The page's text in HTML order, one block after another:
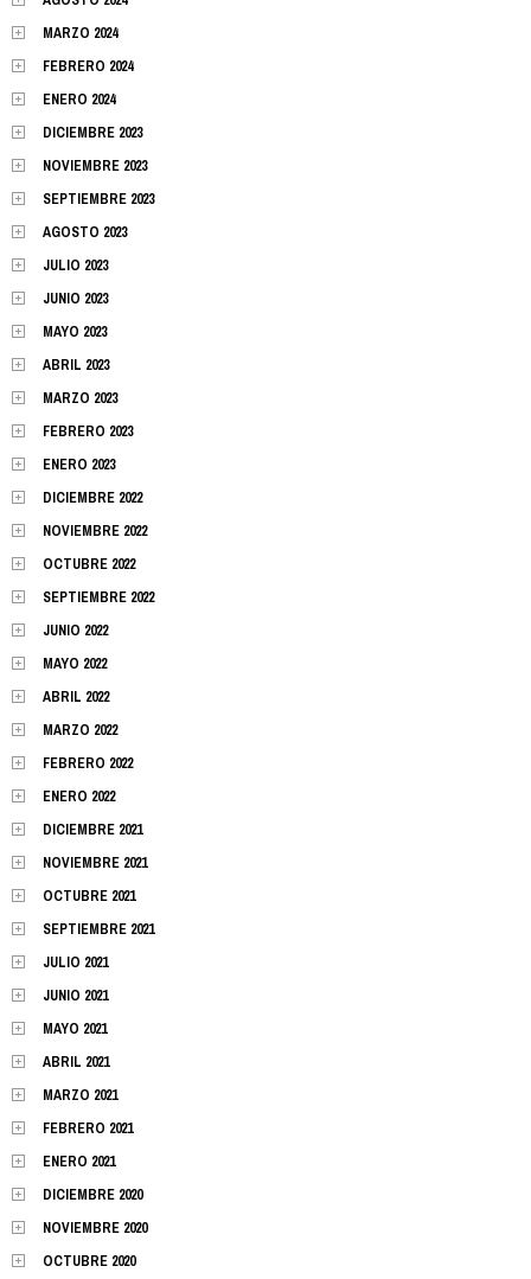
MARZO 2024
FEBRERO 2024
ENERO 2024
DICIEMBRE 2023
NOVIEMBRE 2023
SEPTIEMBRE 2023
AGOSTO 2023
JULIO 2023
JUNIO 2023
MAYO 2023
ABRIL 2023
MARZO 2023
FEBRERO 2023
ENERO 2023
DICIEMBRE 2022
NOVIEMBRE 2022
OCTUBRE 2022
SEPTIEMBRE 2022
JUNIO 2022
MAYO 2022
ABRIL 2022
MARZO 2022
FEBRERO 2022
ENERO 2022
DICIEMBRE 2021
NOVIEMBRE 2021
OCTUBRE 2021
SEPTIEMBRE 2021
JULIO 2021
JUNIO 2021
MAYO 2021
ABRIL 2021
MARZO 2021
FEBRERO 2021
ENERO 2021
DICIEMBRE 2020
NOVIEMBRE 2020
OCTUBRE 2020